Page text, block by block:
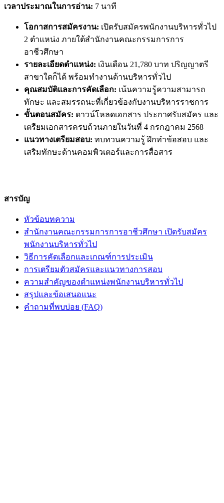
เวลาประมาณในการอ่าน: 7 นาที
โอกาสการสมัครงาน: เปิดรับสมัครพนักงานบริหารทั่วไป
2 ตำแหน่ง ภายใต้สำนักงานคณะกรรมการการ
อาชีวศึกษา
รายละเอียดตำแหน่ง: เงินเดือน 21,780 บาท ปริญญาตรี
สาขาใดก็ได้ พร้อมทำงานด้านบริหารทั่วไป
คุณสมบัติและการคัดเลือก: เน้นความรู้ความสามารถ
ทักษะ และสมรรถนะที่เกี่ยวข้องกับงานบริหารราชการ
ขั้นตอนสมัคร: ดาวน์โหลดเอกสาร ประกาศรับสมัคร และ
เตรียมเอกสารครบถ้วนภายในวันที่ 4 กรกฎาคม 2568
แนวทางเตรียมสอบ: ทบทวนความรู้ ฝึกทำข้อสอบ และ
เสริมทักษะด้านคอมพิวเตอร์และการสื่อสาร
สารบัญ
หัวข้อบทความ
สำนักงานคณะกรรมการการอาชีวศึกษา เปิดรับสมัคร
พนักงานบริหารทั่วไป
วิธีการคัดเลือกและเกณฑ์การประเมิน
การเตรียมตัวสมัครและแนวทางการสอบ
ความสำคัญของตำแหน่งพนักงานบริหารทั่วไป
สรุปและข้อเสนอแนะ
คำถามที่พบบ่อย (FAQ)